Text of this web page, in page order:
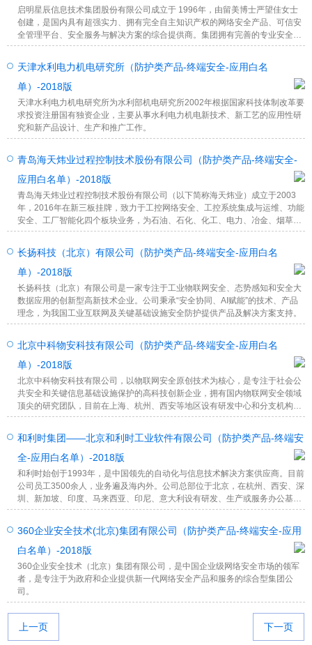
启明星辰信息技术集团股份有限公司成立于 1996年，由留美博士严望佳女士
创建，是国内具有超强实力、拥有完全自主知识产权的网络安全产品、可信安
全管理平台、安全服务与解决方案的综合提供商。集团拥有完善的专业安全产
品线，横跨防火墙 /VPN、统一威胁管理、入侵检测 /入侵防御、安全管理平
台、终端管理、数据安全和信息加密等技术领域，整体安全解决方案及安全专
业服务可帮助客户建立起完善的安全保障体系。
天津水利电力机电研究所（防护类产品-终端安全-应用白名
单）-2018版
天津水利电力机电研究所为水利部机电研究所2002年根据国家科技体制改革要
求投资注册国有独资企业，主要从事水利电力机电新技术、新工艺的应用性研
究和新产品设计、生产和推广工作。
青岛海天炜业过程控制技术股份有限公司（防护类产品-终端安全-
应用白名单）-2018版
青岛海天炜业过程控制技术股份有限公司（以下简称海天炜业）成立于2003
年，2016年在新三板挂牌，致力于工控网络安全、工控系统集成与运维、功能
安全、工厂智能化四个板块业务，为石油、石化、化工、电力、冶金、烟草、
环保等行业提供“工控系统安全整体解决方案”。
长扬科技（北京）有限公司（防护类产品-终端安全-应用白名
单）-2018版
长扬科技（北京）有限公司是一家专注于工业物联网安全、态势感知和安全大
数据应用的创新型高新技术企业。公司秉承“安全协同、AI赋能”的技术、产品
理念，为我国工业互联网及关键基础设施安全防护提供产品及解决方案支持。
北京中科物安科技有限公司（防护类产品-终端安全-应用白名
单）-2018版
北京中科物安科技有限公司，以物联网安全原创技术为核心，是专注于社会公
共安全和关键信息基础设施保护的高科技创新企业，拥有国内物联网安全领域
顶尖的研究团队，目前在上海、杭州、西安等地区设有研发中心和分支机构，
拥有覆盖全国的营销体系与技术支持中心。公司以安全监测预警、安全技术保
障、安全管理运营、安全应急响应、安全研究为核心技术能力，面向物联
网“云、管、端”构架的不同层面，为社会公共安全、能源、交通、智能制造等
多个行业用户和政府主管部门、科研院所，提供检查、监测、防护、运营以及
培训等全生命周期自主、可控的网络安全产品和服务，现已在电力、石油化
工、轨道交通、煤炭、电子、公安等行业广泛应用。
和利时集团——北京和利时工业软件有限公司（防护类产品-终端安
全-应用白名单）-2018版
和利时始创于1993年，是中国领先的自动化与信息技术解决方案供应商。目前
公司员工3500余人，业务遍及海内外。公司总部位于北京，在杭州、西安、深
圳、新加坡、印度、马来西亚、印尼、意大利设有研发、生产或服务办公基
地。公司的业务集中在工业自动化、轨道交通自动化和医疗自动化三个领域。
360企业安全技术(北京)集团有限公司（防护类产品-终端安全-应用
白名单）-2018版
360企业安全技术（北京）集团有限公司，是中国企业级网络安全市场的领军
者，是专注于为政府和企业提供新一代网络安全产品和服务的综合型集团公
司。
上一页 下一页